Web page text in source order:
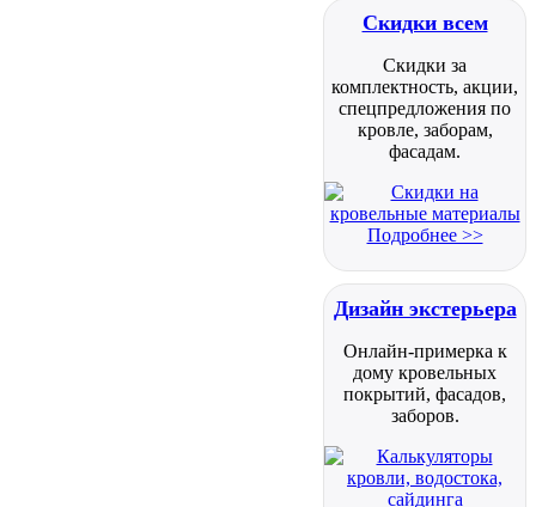
Скидки всем
Скидки за
комплектность, акции,
спецпредложения по
кровле, заборам,
фасадам.
Подробнее >>
Дизайн экстерьера
Онлайн-примерка к
дому кровельных
покрытий, фасадов,
заборов.